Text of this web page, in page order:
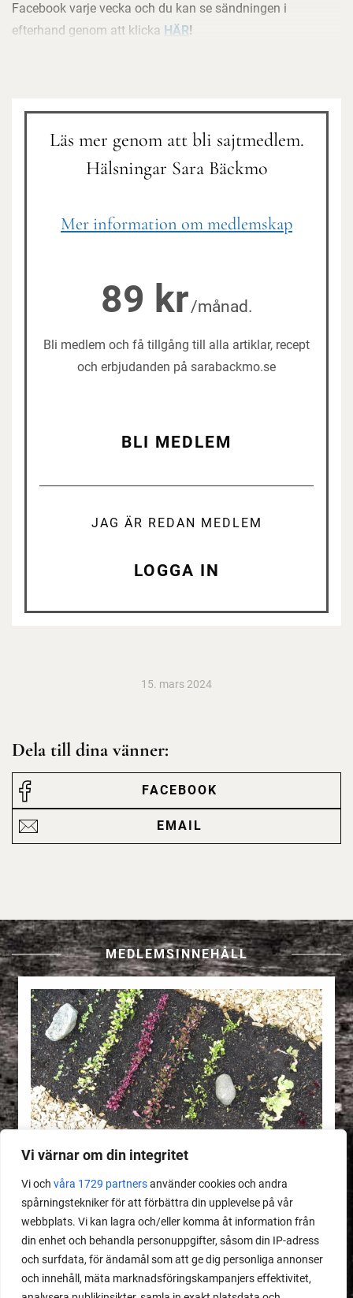
Vi värnar om din integritet
Vi och våra 1729 partnersanvänder cookies och andra
spårningstekniker för att förbättra din upplevelse på vår
webbplats. Vi kan lagra och/eller komma åt information från
din enhet och behandla personuppgifter, såsom din IP-adress
och surfdata, för ändamål som att ge dig personliga annonser
och innehåll, mäta marknadsföringskampanjers effektivitet,
Facebook varje vecka och du kan se sändningen i
efterhand genom att klicka HÄR!
Läs mer genom att bli sajtmedlem.
Hälsningar Sara Bäckmo
Mer information om medlemskap
89 kr/månad.
Bli medlem och få tillgång till alla artiklar, recept
och erbjudanden på sarabackmo.se
BLI MEDLEM
JAG ÄR REDAN MEDLEM
LOGGA IN
15. mars 2024
Dela till dina vänner:
FACEBOOK
EMAIL
MEDLEMSINNEHÅLL
MEDLEMSINNEHÅLL
Dåligt gödslad jord